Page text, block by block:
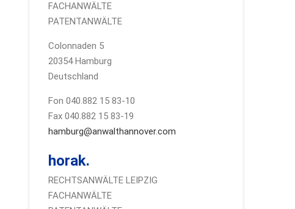
FACHANWÄLTE
PATENTANWÄLTE
Colonnaden 5
20354 Hamburg
Deutschland
Fon 040.882 15 83-10
Fax 040.882 15 83-19
hamburg@anwalthannover.com
horak.
RECHTSANWÄLTE LEIPZIG
FACHANWÄLTE